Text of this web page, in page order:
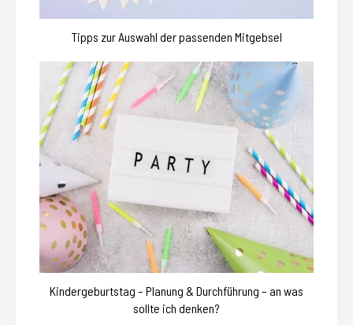
Tipps zur Auswahl der passenden Mitgebsel
Kindergeburtstag – Planung & Durchführung – an was
sollte ich denken?